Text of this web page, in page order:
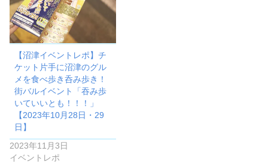
【沼津イベントレポ】チ
ケット片手に沼津のグル
メを食べ歩き呑み歩き！
街バルイベント「吞み歩
いていいとも！！！」
【2023年10月28日・29
日】
2023年11月3日
イベントレポ